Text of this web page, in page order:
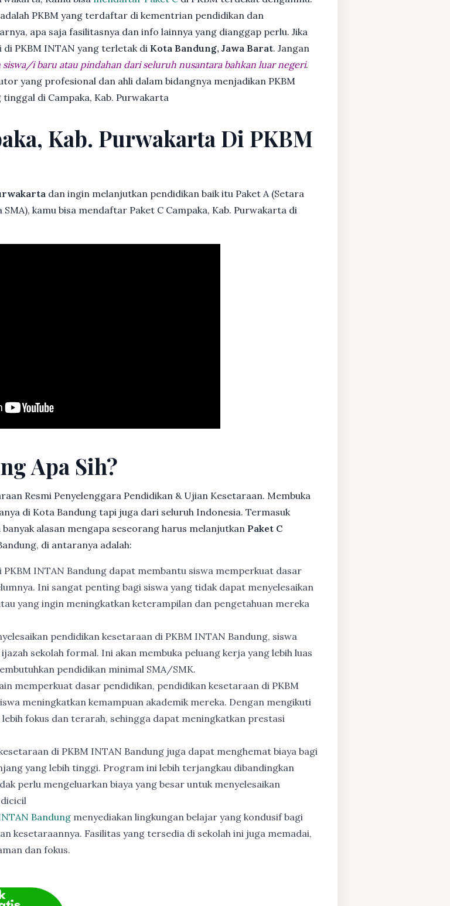
PKBM yang terdaftar di kementrian pendidikan dan
apa saja fasilitasnya dan info lainnya yang dianggap perlu. Jika
PKBM INTAN yang terletak di Kota Bandung, Jawa Barat. Jangan
i baru atau pindahan dari seluruh nusantara bahkan luar negeri.
yang profesional dan ahli dalam bidangnya menjadikan PKBM
di Campaka, Kab. Purwakarta
Kab. Purwakarta Di PKBM
dan ingin melanjutkan pendidikan baik itu Paket A (Setara
SMA), kamu bisa mendaftar Paket C Campaka, Kab. Purwakarta di
Apa Sih?
Resmi Penyelenggara Pendidikan & Ujian Kesetaraan. Membuka
di Kota Bandung tapi juga dari seluruh Indonesia. Termasuk
banyak alasan mengapa seseorang harus melanjutkan Paket C
di antaranya adalah:
PKBM INTAN Bandung dapat membantu siswa memperkuat dasar
Ini sangat penting bagi siswa yang tidak dapat menyelesaikan
yang ingin meningkatkan keterampilan dan pengetahuan mereka
pendidikan kesetaraan di PKBM INTAN Bandung, siswa
sekolah formal. Ini akan membuka peluang kerja yang lebih luas
pendidikan minimal SMA/SMK.
memperkuat dasar pendidikan, pendidikan kesetaraan di PKBM
meningkatkan kemampuan akademik mereka. Dengan mengikuti
fokus dan terarah, sehingga dapat meningkatkan prestasi
di PKBM INTAN Bandung juga dapat menghemat biaya bagi
yang lebih tinggi. Program ini lebih terjangkau dibandingkan
perlu mengeluarkan biaya yang besar untuk menyelesaikan
Bandung menyediakan lingkungan belajar yang kondusif bagi
kesetaraannya. Fasilitas yang tersedia di sekolah ini juga memadai,
dan fokus.